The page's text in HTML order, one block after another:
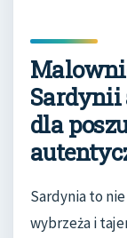
Sardynii
dla
Sardynia to
wybrzeża i